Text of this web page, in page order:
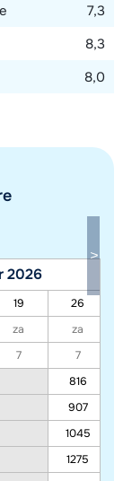
7,3
8,3
8,0
2026
19
26
za
za
7
7
816
907
1045
1275